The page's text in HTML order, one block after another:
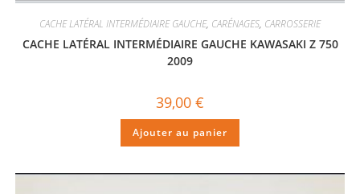
CACHE LATÉRAL INTERMÉDIAIRE GAUCHE, CARÉNAGES, CARROSSERIE
CACHE LATÉRAL INTERMÉDIAIRE GAUCHE KAWASAKI Z 750
2009
39,00 €
Ajouter au panier